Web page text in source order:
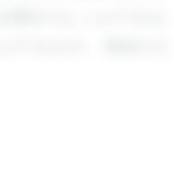
覧することができま
できます。登録する